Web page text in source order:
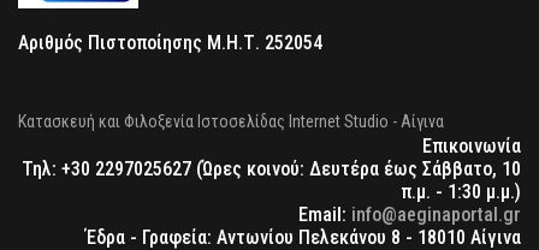
Αριθμός Πιστοποίησης Μ.Η.Τ. 252054
Κατασκευή και Φιλοξενία Ιστοσελίδας Internet Studio - Αίγινα
Επικοινωνία
Τηλ: +30 2297025627 (Ώρες κοινού: Δευτέρα έως Σάββατο, 10
π.μ. - 1:30 μ.μ.)
Email: info@aeginaportal.gr
Έδρα - Γραφεία: Αντωνίου Πελεκάνου 8 - 18010 Αίγινα